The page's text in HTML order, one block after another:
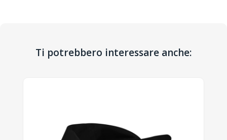
Ti potrebbero interessare anche: